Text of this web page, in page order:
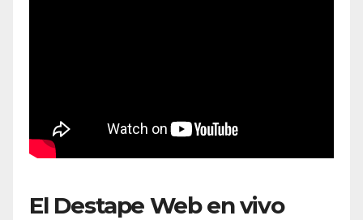
El Destape Web en vivo